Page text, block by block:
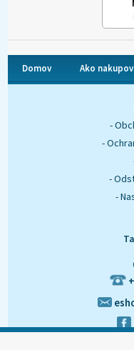
Domov Ako
-
-
-
-